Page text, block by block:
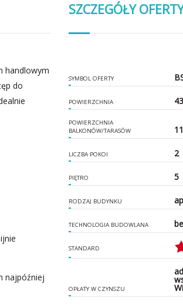
handlowym
do
najpóźniej
SZCZEGÓŁY
SYMBOL OFERTY
POWIERZCHNIA
POWIERZCHNIA
BALKONÓW/TARASÓW
LICZBA POKOI 2
PIĘTRO 5
RODZAJ BUDYNKU
TECHNOLOGIA BUDOWLANA
STANDARD
OPŁATY W CZYNSZU